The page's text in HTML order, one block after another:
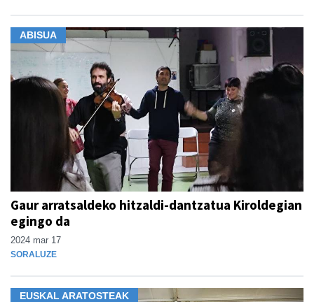
ABISUA
Gaur arratsaldeko hitzaldi-dantzatua Kiroldegian
egingo da
2024 mar 17
SORALUZE
EUSKAL ARATOSTEAK